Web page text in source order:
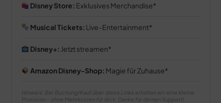
Disney Store: Exklusives Merchandise
Musical Tickets: Live-Entertainment
Disney+: Jetzt streamen
Amazon Disney-Shop: Magie für Zuhause
Hinweis: Bei Buchung/Kauf über diese Links erhalten wir eine kleine
Provision – ohne Mehrkosten für dich. Danke für deinen Support!